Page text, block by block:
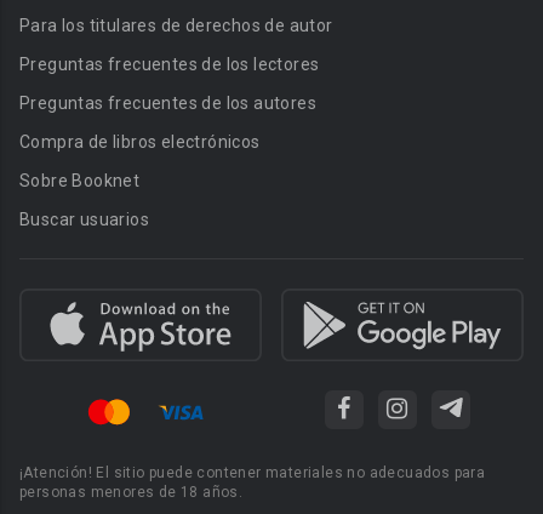
Para los titulares de derechos de autor
Preguntas frecuentes de los lectores
Preguntas frecuentes de los autores
Compra de libros electrónicos
Sobre Booknet
Buscar usuarios
¡Atención! El sitio puede contener materiales no adecuados para
personas menores de 18 años.